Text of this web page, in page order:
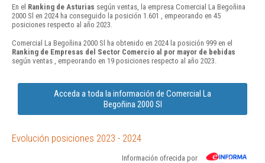
En el Ranking de Asturias según ventas, la empresa Comercial La Begoñina
2000 Sl en 2024 ha conseguido la posición 1.601 , empeorando en 45
posiciones respecto al año 2023.
Comercial La Begoñina 2000 Sl ha obtenido en 2024 la posición 999 en el
Ranking de Empresas del Sector Comercio al por mayor de bebidas
según ventas , empeorando en 19 posiciones respecto al año 2023.
Acceda a toda la información de Comercial La
Begoñina 2000 Sl
Evolución posiciones 2023 - 2024
Información ofrecida por